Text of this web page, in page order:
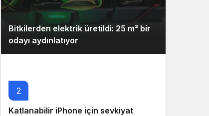
Bitkilerden elektrik üretildi: 25 m² bir
odayı aydınlatıyor
2
Katlanabilir iPhone için sevkiyat